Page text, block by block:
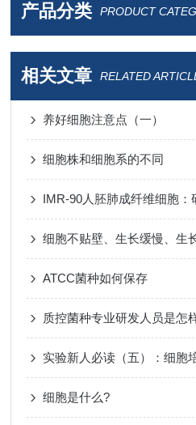
产品分类 PRODUCT
相关文章 RELATED
养好细胞注意点（一）
细胞株和细胞系的不同
IMR-90人胚肺成纤维细胞
ATCC菌种如何保存
实验新人必读（五）：细胞
细胞是什么?